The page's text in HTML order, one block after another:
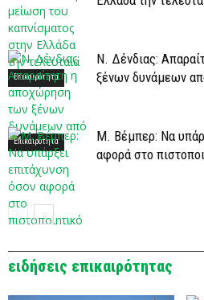
Επικαιρότητα
Επικαιρότητα
Ν. Δένδιας:
ξένων δυνάμεων
Μ. Βέμπερ: Να
αφορά στο
ειδήσεις επικαιρότητας